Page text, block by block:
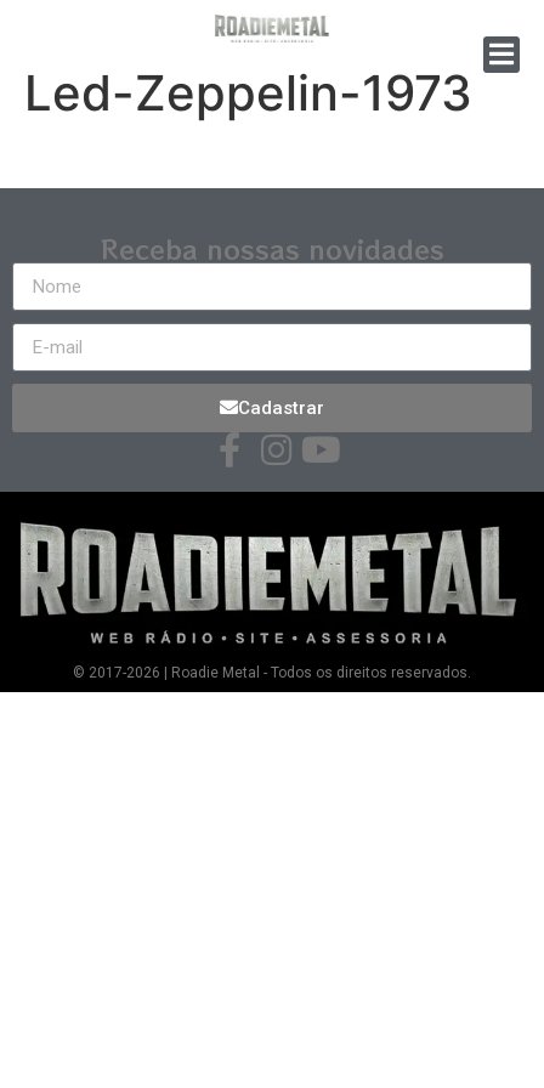
Led-Zeppelin-1973
Receba nossas novidades
Cadastrar
© 2017-2026 | Roadie Metal - Todos os direitos reservados.